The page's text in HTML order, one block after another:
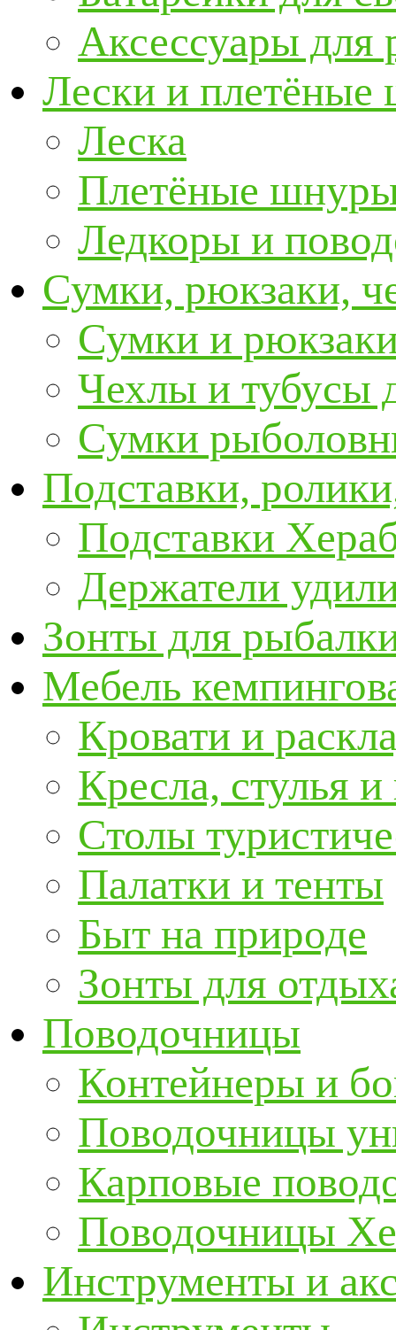
Аксессуары для
Лески и
Леска
Плетёные
Ледкоры и
Сумки, рюкзаки,
Сумки и
Чехлы и тубусы
Сумки
Подставки,
Подставки
Держатели
Зонты для
Мебель
Кровати и
Кресла, стулья
Столы
Палатки и тенты
Быт на природе
Зонты для
Поводочницы
Контейнеры и
Поводочницы
Карповые
Поводочницы
Инструменты и